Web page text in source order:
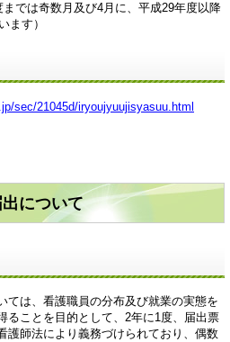
では奇数月及び4月に、平成29年度以降
ます）
sec/21045d/iryoujyuujisyasuu.html
について
は、看護職員の分布及び就業の実態を
ることを目的として、2年に1度、届出票
護師法により義務づけられており、偶数